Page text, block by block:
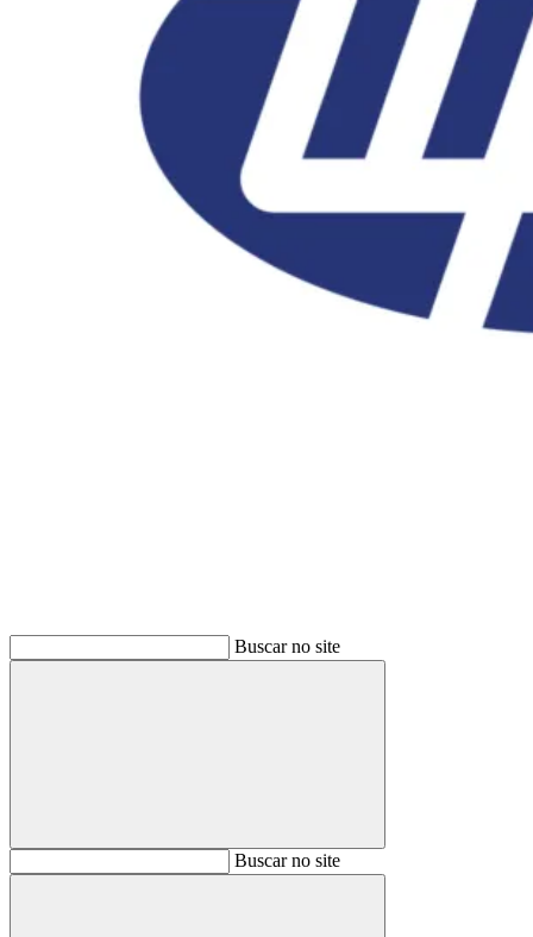
Buscar no site
BuscarBuscar no site